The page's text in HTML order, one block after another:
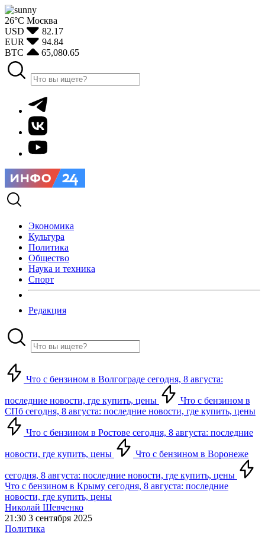
26°С Москва
USD
82.17
EUR
94.84
BTC
65,080.65
Экономика
Культура
Политика
Общество
Наука и техника
Спорт
Редакция
Что с бензином в Волгограде сегодня, 8 августа:
последние новости, где купить, цены
Что с бензином в
СПб сегодня, 8 августа: последние новости, где купить, цены
Что с бензином в Ростове сегодня, 8 августа: последние
новости, где купить, цены Что с бензином в Воронеже
сегодня, 8 августа: последние новости, где купить, цены
Что с бензином в Крыму сегодня, 8 августа: последние
новости, где купить, цены
Николай Шевченко
21:30 3 сентября 2025
Политика